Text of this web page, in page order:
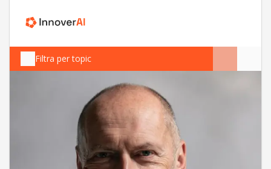
Filtra per topic